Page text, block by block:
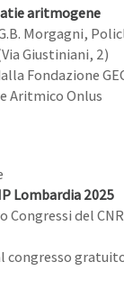
aritmogene
Morgagni,
Giustiniani, 2)
Fondazione
Aritmico Onlus
Lombardia 2025
Congressi del
congresso